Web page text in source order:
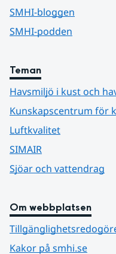
SMHI-bloggen
SMHI-podden
Teman
Havsmiljö i kust och
Kunskapscentrum för
Luftkvalitet
SIMAIR
Sjöar och vattendrag
Om webbplatsen
Kakor på smhi.se